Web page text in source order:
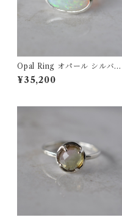
Opal Ring オパール シルバー
リング
¥35,200